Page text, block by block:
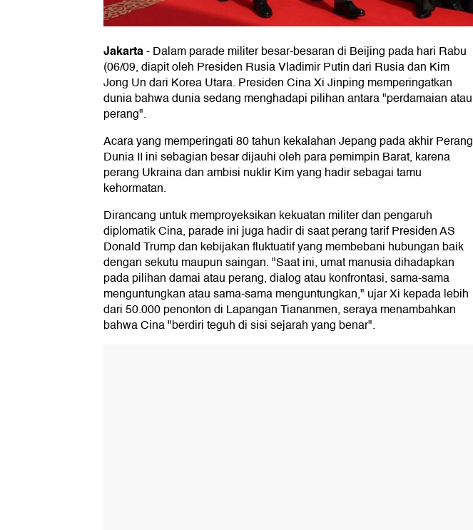
Jakarta-Dalam parade militer besar-besaran di Beijing pada hari Rabu
(06/09, diapit oleh Presiden Rusia Vladimir Putin dari Rusia dan Kim
Jong Un dari Korea Utara. Presiden Cina Xi Jinping memperingatkan
dunia bahwa dunia sedang menghadapi pilihan antara "perdamaian atau
perang".
Acara yang memperingati 80 tahun kekalahan Jepang pada akhir Perang
Dunia II ini sebagian besar dijauhi oleh para pemimpin Barat, karena
perang Ukraina dan ambisi nuklir Kim yang hadir sebagai tamu
kehormatan.
Dirancang untuk memproyeksikan kekuatan militer dan pengaruh
diplomatik Cina, parade ini juga hadir di saat perang tarif Presiden AS
Donald Trump dan kebijakan fluktuatif yang membebani hubungan baik
dengan sekutu maupun saingan. "Saat ini, umat manusia dihadapkan
pada pilihan damai atau perang, dialog atau konfrontasi, sama-sama
menguntungkan atau sama-sama menguntungkan," ujar Xi kepada lebih
dari 50.000 penonton di Lapangan Tiananmen, seraya menambahkan
bahwa Cina "berdiri teguh di sisi sejarah yang benar".